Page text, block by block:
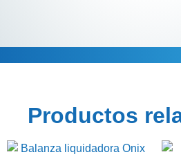
Información
Productos